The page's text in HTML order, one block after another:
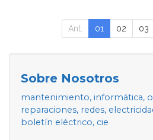
Ant. 01 02 03
Sobre Nosotros
mantenimiento, informática,
reparaciones, redes,
boletín eléctrico, cie